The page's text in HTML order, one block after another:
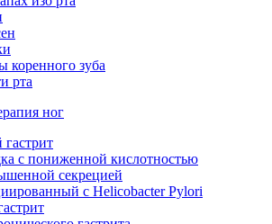
коренного зуба
рта
ног
с пониженной кислотностью
секрецией
с Helicobacter Pylori